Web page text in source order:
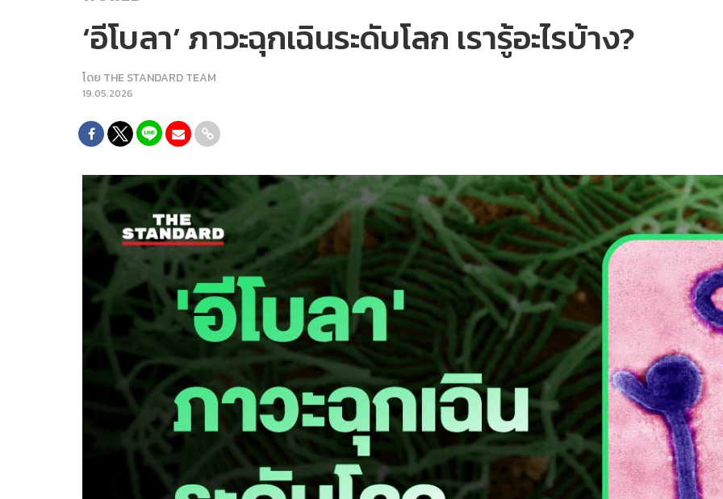
‘อีโบลา’ ภาวะฉุกเฉินระดับโลก เรารู้อะไรบ้าง?
โดย THE STANDARD TEAM
19.05.2026